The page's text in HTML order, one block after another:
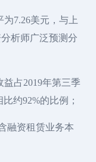
7.26美元，与上
析师广泛预测分
占2019年第三季
约92%的比例；
融资租赁业务本